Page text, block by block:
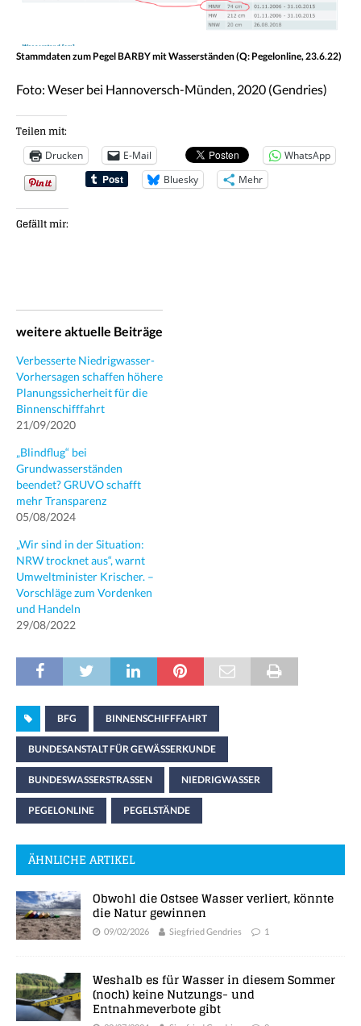
Stammdaten zum Pegel BARBY mit Wasserständen (Q: Pegelonline, 23.6.22)
Foto: Weser bei Hannoversch-Münden, 2020 (Gendries)
Teilen mit:
Drucken E-Mail
WhatsApp
Bluesky
Mehr
Gefällt mir:
weitere aktuelle Beiträge
Verbesserte Niedrigwasser-
Vorhersagen schaffen höhere
Planungssicherheit für die
Binnenschifffahrt
21/09/2020
„Blindflug“ bei
Grundwasserständen
beendet? GRUVO schafft
mehr Transparenz
05/08/2024
„Wir sind in der Situation:
NRW trocknet aus“, warnt
Umweltminister Krischer. –
Vorschläge zum Vordenken
und Handeln
29/08/2022
BFG BINNENSCHIFFFAHRT
BUNDESANSTALT FÜR GEWÄSSERKUNDE
BUNDESWASSERSTRASSEN NIEDRIGWASSER
PEGELONLINE PEGELSTÄNDE
ÄHNLICHE ARTIKEL
Obwohl die Ostsee Wasser verliert, könnte
die Natur gewinnen
09/02/2026 Siegfried Gendries 1
Weshalb es für Wasser in diesem Sommer
(noch) keine Nutzungs- und
Entnahmeverbote gibt